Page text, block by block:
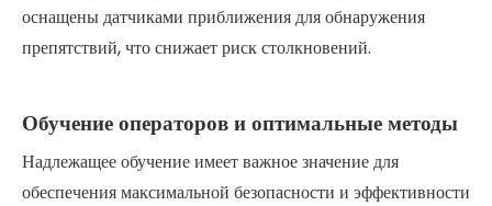
оснащены датчиками приближения для обнаружения
препятствий, что снижает риск столкновений.
Обучение операторов и оптимальные методы
Надлежащее обучение имеет важное значение для
обеспечения максимальной безопасности и эффективности